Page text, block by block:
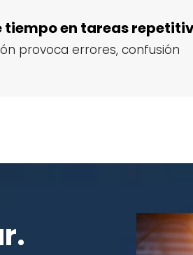
tiempo en tareas
provoca errores, confusión